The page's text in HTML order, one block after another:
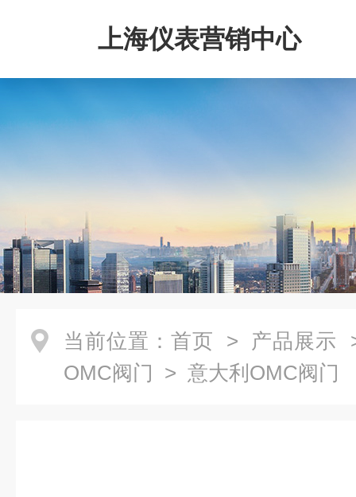
上海仪表营销中心
当前位置： 首页 > 产品展示
OMC阀门 > 意大利OMC阀门